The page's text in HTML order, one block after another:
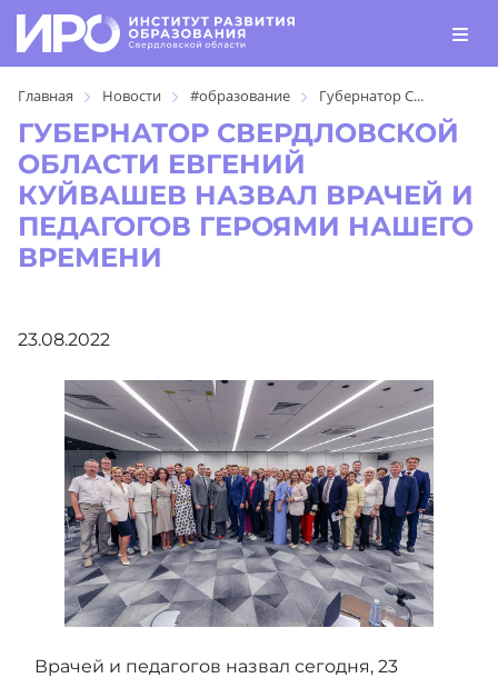
Главная Новости #образование Губернатор С...
ГУБЕРНАТОР СВЕРДЛОВСКОЙ
ОБЛАСТИ ЕВГЕНИЙ
КУЙВАШЕВ НАЗВАЛ ВРАЧЕЙ И
ПЕДАГОГОВ ГЕРОЯМИ НАШЕГО
ВРЕМЕНИ
23.08.2022
Врачей и педагогов назвал сегодня, 23